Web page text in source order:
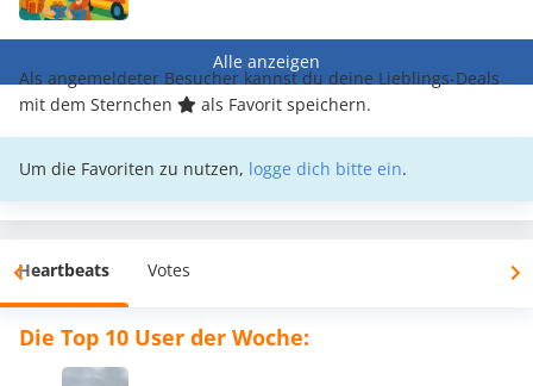
Alle anzeigen
Als angemeldeter Besucher kannst du deine Lieblings-Deals
mit dem Sternchen
als Favorit speichern.
Um die Favoriten zu nutzen, logge dich bitte ein.
Heartbeats Votes
Die Top 10 User der Woche: